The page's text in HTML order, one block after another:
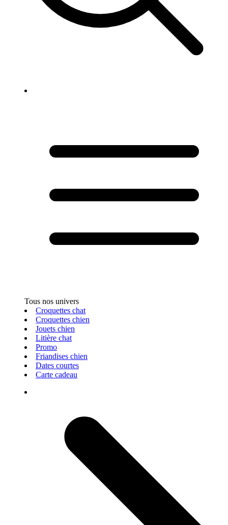
Tous nos univers
Croquettes chat
Croquettes chien
Jouets chien
Litière chat
Promo
Friandises chien
Dates courtes
Carte cadeau